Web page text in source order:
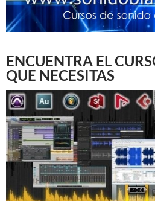
ENCUENTRA EL
QUE NECESITAS